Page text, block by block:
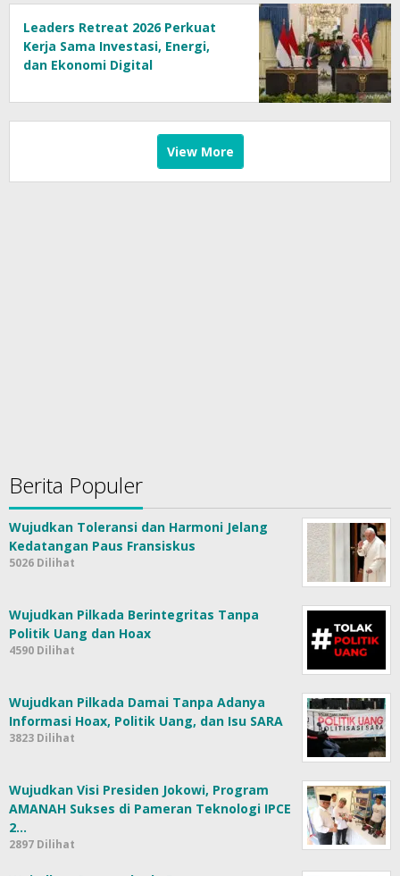
Leaders Retreat 2026 Perkuat
Kerja Sama Investasi, Energi,
dan Ekonomi Digital
View More
Wujudkan Pilkada Damai Tanpa Adanya
Informasi Hoax, Politik Uang, dan Isu SARA
3823 Dilihat
AMANAH Sukses di Pameran Teknologi IPCE
2…
2897 Dilihat
Pemerintah Optimalkan Irigasi dan
Bendungan
2367 Dilihat